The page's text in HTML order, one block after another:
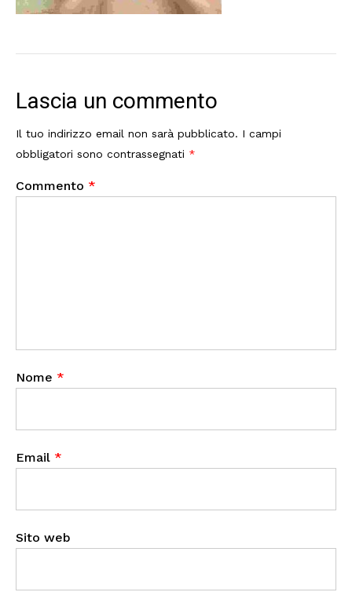
Lascia un commento
Il tuo indirizzo email non sarà pubblicato. I campi
obbligatori sono contrassegnati *
Commento *
Nome *
Email *
Sito web